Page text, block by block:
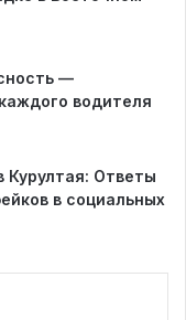
—
водителя
Курултая: Ответы
в социальных